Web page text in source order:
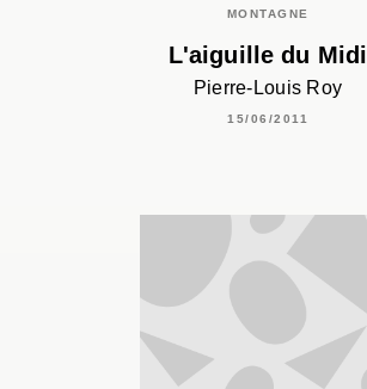
MONTAGNE
L'aiguille du Midi
Pierre-Louis Roy
15/06/2011